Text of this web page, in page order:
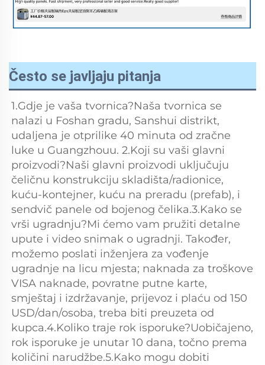
Često se javljaju pitanja
1.Gdje je vaša tvornica?Naša tvornica se
nalazi u Foshan gradu, Sanshui distrikt,
udaljena je otprilike 40 minuta od zračne
luke u Guangzhouu. 2.Koji su vaši glavni
proizvodi?Naši glavni proizvodi uključuju
čeličnu konstrukciju skladišta/radionice,
kuću-kontejner, kuću na preradu (prefab), i
sendvič panele od bojenog čelika.3.Kako se
vrši ugradnju?Mi ćemo vam pružiti detalne
upute i video snimak o ugradnji. Također,
možemo poslati inženjera za vođenje
ugradnje na licu mjesta; naknada za troškove
VISA naknade, povratne putne karte,
smještaj i izdržavanje, prijevoz i plaću od 150
USD/dan/osoba, treba biti preuzeta od
kupca.4.Koliko traje rok isporuke?Uobičajeno,
rok isporuke je unutar 10 dana, točno prema
količini narudžbe.5.Kako mogu dobiti